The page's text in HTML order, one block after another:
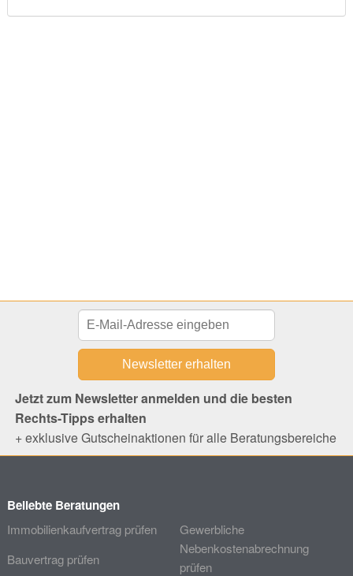
Jetzt zum Newsletter anmelden und die besten
Rechts-Tipps erhalten
+ exklusive Gutscheinaktionen für alle Beratungsbereiche
Beliebte Beratungen
Immobilienkaufvertrag prüfen
Bauvertrag prüfen
Gewerbliche
Nebenkostenabrechnung
prüfen